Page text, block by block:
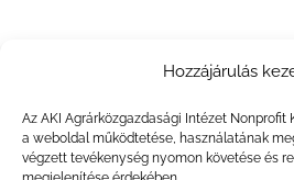
Hozzájárulás
Az AKI Agrárközgazdasági Intézet
a weboldal működtetése, használatának
végzett tevékenység nyomon követése és
tejtermékek